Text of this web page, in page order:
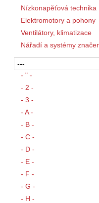
Nízkonapěťová technika
Elektromotory a pohony
Ventilátory, klimatizace
Nářadí a systémy
- " -
- 2 -
- 3 -
- A -
- B -
- C -
- D -
- E -
- F -
- G -
- H -